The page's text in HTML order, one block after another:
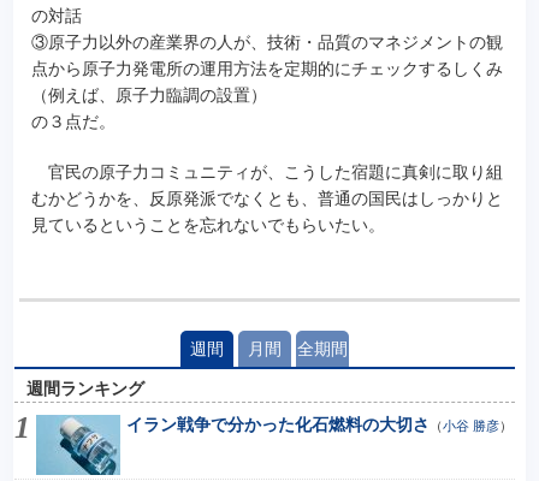
の対話
③原子力以外の産業界の人が、技術・品質のマネジメントの観
点から原子力発電所の運用方法を定期的にチェックするしくみ
（例えば、原子力臨調の設置）
の３点だ。
官民の原子力コミュニティが、こうした宿題に真剣に取り組
むかどうかを、反原発派でなくとも、普通の国民はしっかりと
見ているということを忘れないでもらいたい。
週間 月間 全期間
週間ランキング
イラン戦争で分かった化石燃料の大切さ
（小谷 勝彦）